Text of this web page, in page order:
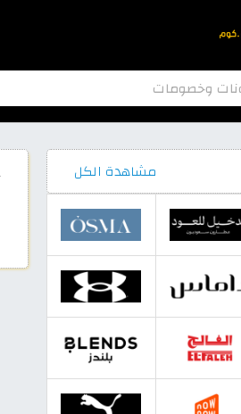
مشاهدة الكل